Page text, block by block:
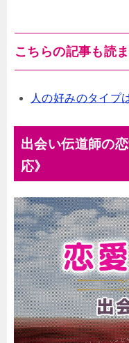
こちらの記事も読
人の好みのタイプ
出会い伝道師の
応》